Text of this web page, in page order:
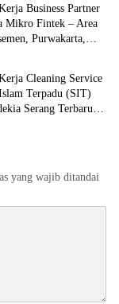
Business Partner
Mikro Fintek – Area
Purwakarta,
Cleaning Service
Terpadu (SIT)
Serang Terbaru
yang wajib ditandai